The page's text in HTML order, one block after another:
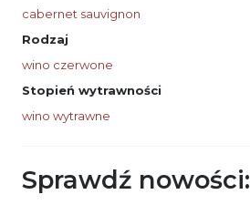
cabernet sauvignon
Rodzaj
wino czerwone
Stopień wytrawności
wino wytrawne
Sprawdź nowości: